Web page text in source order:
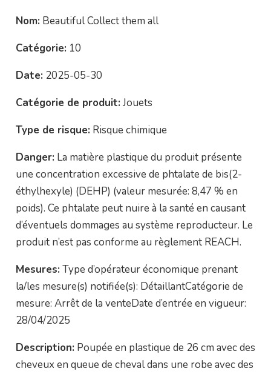
Nom: Beautiful Collect them all
Catégorie: 10
Date: 2025-05-30
Catégorie de produit: Jouets
Type de risque: Risque chimique
Danger: La matière plastique du produit présente
une concentration excessive de phtalate de bis(2-
éthylhexyle) (DEHP) (valeur mesurée: 8,47 % en
poids). Ce phtalate peut nuire à la santé en causant
d’éventuels dommages au système reproducteur. Le
produit n’est pas conforme au règlement REACH.
Mesures: Type d’opérateur économique prenant
la/les mesure(s) notifiée(s): DétaillantCatégorie de
mesure: Arrêt de la venteDate d’entrée en vigueur:
28/04/2025
Description: Poupée en plastique de 26 cm avec des
cheveux en queue de cheval dans une robe avec des